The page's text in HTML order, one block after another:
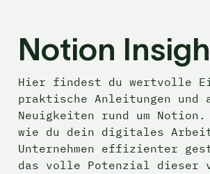
Notion
Hier findest du wertvolle
praktische Anleitungen und
Neuigkeiten rund um Notion.
wie du dein digitales
Unternehmen effizienter
das volle Potenzial dieser